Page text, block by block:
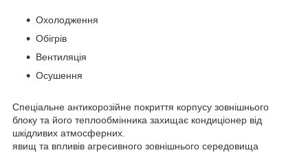
Охолодження
Обігрів
Вентиляція
Осушення
Спеціальне антикорозійне покриття корпусу зовнішнього
блоку та його теплообмінника захищає кондиціонер від
шкідливих атмосферних.
явищ та впливів агресивного зовнішнього середовища